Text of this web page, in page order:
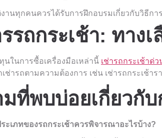
านทุกคนควรได้รับการฝึกอบรมเกี่ยวกับวิธีก
รถกระเช้า: ทาง
ในการซื้อเครื่องมือเหล่านี้ เช่ารถกระเช้าด่ว
เช่ารถตามความต้องการ เช่น เช่ารถกระเช้
ที่พบบ่อยเกี่ยวกับ
ระเภทของรถกระเช้าควรพิจารณาอะไรบ้าง?